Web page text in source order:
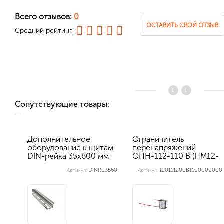
Всего отзывов: 0
Средний рейтинг:
ОСТАВИТЬ СВОЙ ОТЗЫВ
Сопутствующие товары:
Дополнительное
оборудование к щитам
DIN-рейка 35х600 мм
Артикул: DINR03560
Ограничитель
перенапряжений
ОПН-112-110 В (ПМ12-
Артикул: 120111200В1100000000